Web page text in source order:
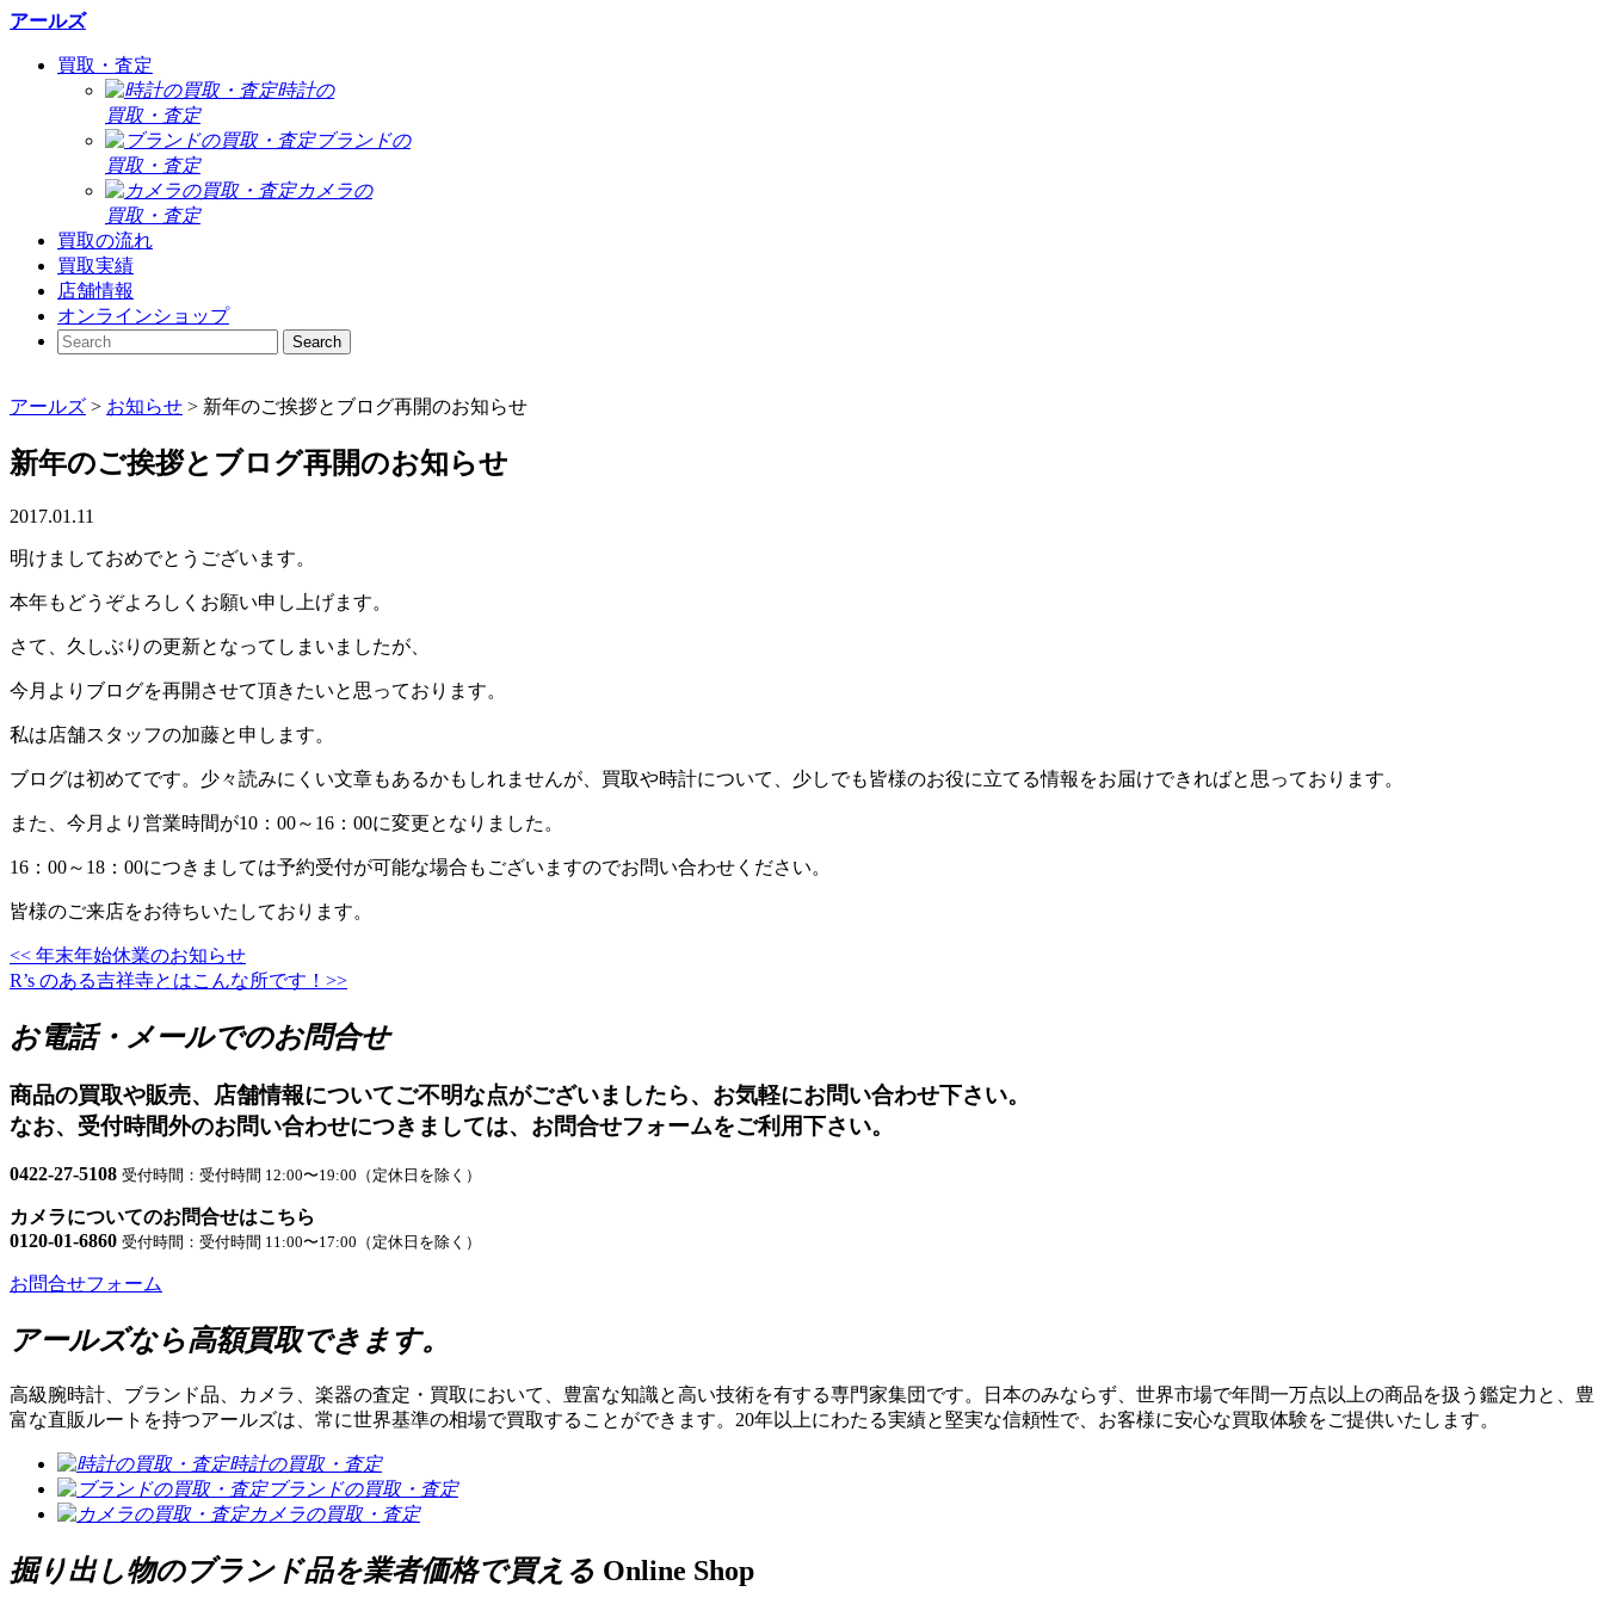
アールズ
買取・査定
時計の
買取・査定
ブランドの
買取・査定
カメラの
買取・査定
買取の流れ
買取実績
店舗情報
オンラインショップ
アールズ > お知らせ > 新年のご挨拶とブログ再開のお知らせ
新年のご挨拶とブログ再開のお知らせ
2017.01.11
明けましておめでとうございます。
本年もどうぞよろしくお願い申し上げます。
さて、久しぶりの更新となってしまいましたが、
今月よりブログを再開させて頂きたいと思っております。
私は店舗スタッフの加藤と申します。
ブログは初めてです。少々読みにくい文章もあるかもしれませんが、買取や時計について、少しでも皆様のお役に立てる情報をお届けできればと思っております。
また、今月より営業時間が10：00～16：00に変更となりました。
16：00～18：00につきましては予約受付が可能な場合もございますのでお問い合わせください。
皆様のご来店をお待ちいたしております。
投
稿
ナ
ビ
ゲ
シ
ョ
ン
<< 年末年始休業のお知らせ
R’s のある吉祥寺とはこんな所です！ >>
お電話・メールでのお問合せ
商品の買取や販売、店舗情報についてご不明な点がございましたら、お気軽にお問い合わせ下さい。
なお、受付時間外のお問い合わせにつきましては、お問合せフォームをご利用下さい。
0422-27-5108 受付時間：受付時間 12:00〜19:00（定休日を除く）
カメラについてのお問合せはこちら
0120-01-6860 受付時間：受付時間 11:00〜17:00（定休日を除く）
お問合せフォーム
アールズなら高額買取できます。
高級腕時計、ブランド品、カメラ、楽器の査定・買取において、豊富な知識と高い技術を有する専門家集団です。日本のみならず、世界市場で年間一万点以上の商品を扱う鑑定力と、豊
富な直販ルートを持つアールズは、常に世界基準の相場で買取することができます。20年以上にわたる実績と堅実な信頼性で、お客様に安心な買取体験をご提供いたします。
時計の買取・査定
ブランドの買取・査定
カメラの買取・査定
掘り出し物のブランド品を業者価格で買える Online Shop